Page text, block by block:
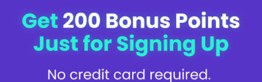
pas à l'application Mistplay ou si vous ne gagnez pas de récompenses
pendant 180 jours.
Les offres et les promotions peuvent varier ou être limitées dans le
temps. Les cartes-cadeaux et les offres de la boutique, ainsi que la
structure des récompenses, des promotions, des incitations, des
niveaux et des caractéristiques peuvent changer de temps à autre et